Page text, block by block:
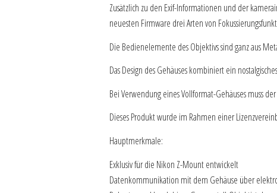
Zusätzlich zu den Exif-Informationen und der
neuesten Firmware drei Arten von
Die Bedienelemente des Objektivs sind ganz aus
Das Design des Gehäuses kombiniert ein
Bei Verwendung eines Vollformat-Gehäuses muss
Dieses Produkt wurde im Rahmen einer
Hauptmerkmale:
Exklusiv für die Nikon Z-Mount entwickelt
Datenkommunikation mit dem Gehäuse über